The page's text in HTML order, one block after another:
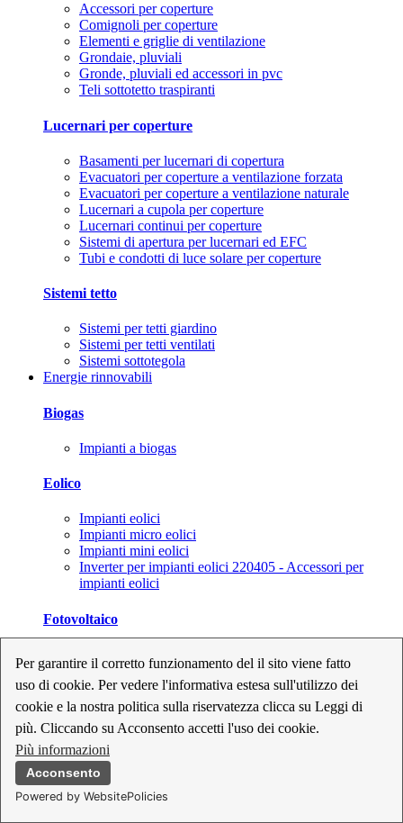
Per garantire il corretto funzionamento del il sito viene fatto
uso di cookie. Per vedere l'informativa estesa sull'utilizzo dei
cookie e la nostra politica sulla riservatezza clicca su Leggi di
più. Cliccando su Acconsento accetti l'uso dei cookie.
Più informazioni
Acconsento
Powered by WebsitePolicies
Accessori per coperture
Comignoli per coperture
Elementi e griglie di ventilazione
Grondaie, pluviali
Gronde, pluviali ed accessori in pvc
Teli sottotetto traspiranti
Lucernari per coperture
Basamenti per lucernari di copertura
Evacuatori per coperture a ventilazione forzata
Evacuatori per coperture a ventilazione naturale
Lucernari a cupola per coperture
Lucernari continui per coperture
Sistemi di apertura per lucernari ed EFC
Tubi e condotti di luce solare per coperture
Sistemi tetto
Sistemi per tetti giardino
Sistemi per tetti ventilati
Sistemi sottotegola
Energie rinnovabili
Biogas
Impianti a biogas
Eolico
Impianti eolici
Impianti micro eolici
Impianti mini eolici
Inverter per impianti eolici 220405 - Accessori per
impianti eolici
Fotovoltaico
Inverter per impianti fotovoltaici
Kit per impianti fotovoltaici
Moduli fotovoltaici
Sistemi di monitoraggio per impianti fotovoltaici
Strumenti di collaudo e configurazione per impianti
fotovoltaici
Supporti per impianti fotovoltaici
Geotermia